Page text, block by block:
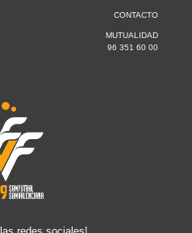
CONTACTO
MUTUALIDAD
96 351 60 00